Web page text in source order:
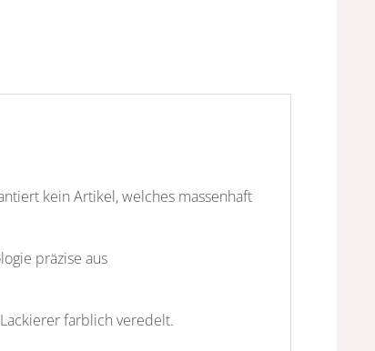
kein Artikel, welches massenhaft
präzise aus
farblich veredelt.